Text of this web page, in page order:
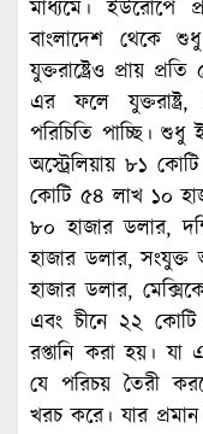
মাধ্যমে। ইউরোপে
বাংলাদেশ থেকে
যুক্তরাষ্ট্রেও প্রায়
এর ফলে
পরিচিতি পাচ্ছি।
অস্ট্রেলিয়ায় ৮১
কোটি ৫৪ লাখ ১০
৮০ হাজার ডলার,
হাজার ডলার,
হাজার ডলার,
এবং চীনে ২২
রপ্তানি করা হয়।
যে পরিচয় তৈরী
খরচ করে। যার